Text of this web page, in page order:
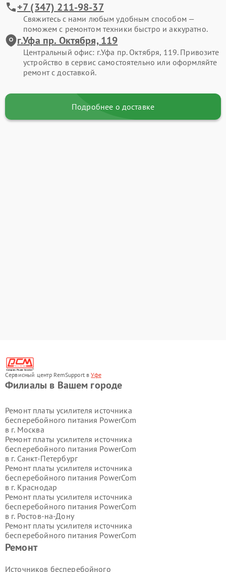
+7 (347) 211-98-37
Свяжитесь с нами любым удобным способом —
поможем с ремонтом техники быстро и аккуратно.
г.Уфа пр. Октября, 119
Центральный офис: г.Уфа пр. Октября, 119. Привозите
устройство в сервис самостоятельно или оформляйте
ремонт с доставкой.
Подробнее о доставке
Сервисный центр RemSupport вУфе
Ремонт
Источников бесперебойного
Филиалы в Вашем городе
Ремонт платы усилителя источника
бесперебойного питания PowerCom
в г. Москва
Ремонт платы усилителя источника
бесперебойного питания PowerCom
в г. Санкт-Петербург
Ремонт платы усилителя источника
бесперебойного питания PowerCom
в г. Краснодар
Ремонт платы усилителя источника
бесперебойного питания PowerCom
в г. Ростов-на-Дону
Ремонт платы усилителя источника
бесперебойного питания PowerCom
в г.Нижний Новгород
бесперебойного питания PowerCom